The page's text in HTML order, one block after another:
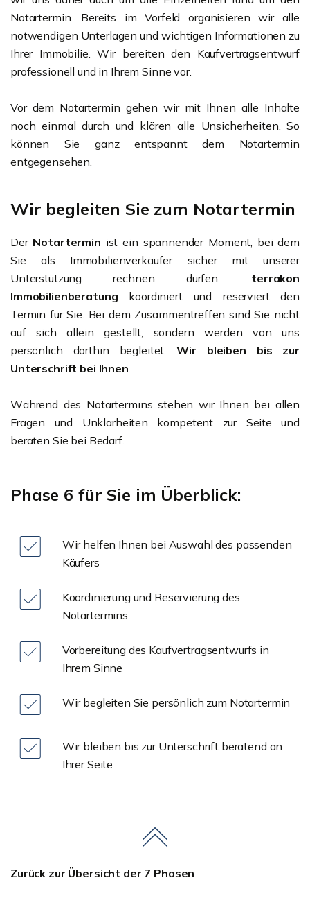
Notartermin. Bereits im Vorfeld organisieren wir alle
notwendigen Unterlagen und wichtigen Informationen zu
Ihrer Immobilie. Wir bereiten den Kaufvertragsentwurf
professionell und in Ihrem Sinne vor.
Vor dem Notartermin gehen wir mit Ihnen alle Inhalte
noch einmal durch und klären alle Unsicherheiten. So
können Sie ganz entspannt dem Notartermin
entgegensehen.
Wir begleiten Sie zum Notartermin
Der Notartermin ist ein spannender Moment, bei dem
Sie als Immobilienverkäufer sicher mit unserer
Unterstützung rechnen dürfen. terrakon
Immobilienberatung koordiniert und reserviert den
Termin für Sie. Bei dem Zusammentreffen sind Sie nicht
auf sich allein gestellt, sondern werden von uns
persönlich dorthin begleitet.Wir bleiben bis zur
Unterschrift bei Ihnen.
Während des Notartermins stehen wir Ihnen bei allen
Fragen und Unklarheiten kompetent zur Seite und
beraten Sie bei Bedarf.
Phase 6 für Sie im Überblick:
Wir helfen Ihnen bei Auswahl des passenden
Käufers
Koordinierung und Reservierung des
Notartermins
Vorbereitung des Kaufvertragsentwurfs in
Ihrem Sinne
Wir begleiten Sie persönlich zum Notartermin
Wir bleiben bis zur Unterschrift beratend an
Ihrer Seite
Zurück zur Übersicht der 7 Phasen